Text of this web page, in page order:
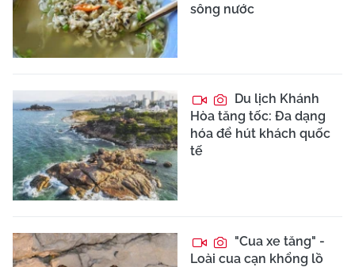
sông nước
Du lịch Khánh
Hòa tăng tốc: Đa dạng
hóa để hút khách quốc
tế
"Cua xe tăng" -
Loài cua cạn khổng lồ